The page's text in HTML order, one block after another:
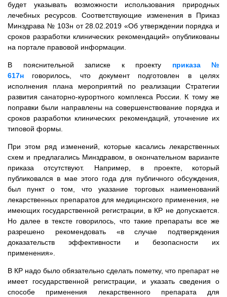
будет указывать возможности использования природных
лечебных ресурсов. Соответствующие изменения в Приказ
Минздрава № 103н от 28.02.2019 «Об утверждении порядка и
сроков разработки клинических рекомендаций» опубликованы
на портале правовой информации.
В пояснительной записке к проекту приказа №
617н говорилось, что‎ документ подготовлен в целях
исполнения плана мероприятий по реализации Стратегии
развития санаторно-курортного комплекса России. К тому же
поправки были направлены на совершенствование порядка и
сроков разработки клинических рекомендаций, уточнение их
типовой формы.
При этом ряд изменений, которые касались лекарственных
схем и предлагались Минздравом, в окончательном варианте
приказа отсутствуют. Например, в проекте, который
публиковался в мае этого года для публичного обсуждения,
был пункт о том, что указание торговых наименований
лекарственных препаратов ‎для медицинского применения, не
имеющих государственной регистрации, в КР ‎не допускается.
Но далее в тексте говорилось, что такие препараты все же
разрешено рекомендовать «в случае подтверждения
доказательств эффективности и безопасности их
применения».
В КР надо было обязательно сделать пометку, что препарат не
имеет государственной регистрации, и указать сведения ‎о
способе применения лекарственного препарата для